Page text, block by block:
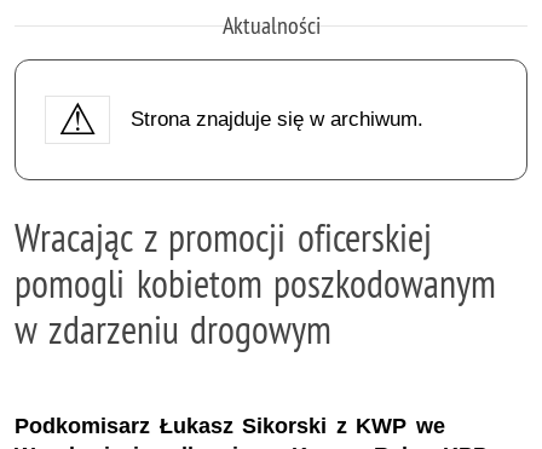
Aktualności
Strona znajduje się w archiwum.
Wracając z promocji oficerskiej
pomogli kobietom poszkodowanym
w zdarzeniu drogowym
Podkomisarz Łukasz Sikorski z KWP we